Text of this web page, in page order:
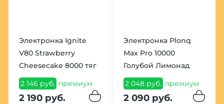
Электронка Ignite
V80 Strawberry
Cheesecake 8000 тяг
2 146 руб. премиум
2 190 руб.
Электронка Plonq
Max Pro 10000
Голубой Лимонад
2 048 руб. премиум
2 090 руб.